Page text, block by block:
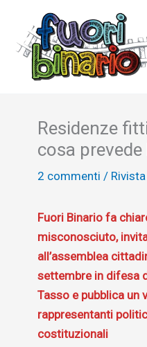
contenuto
Residenze
cosa
2 commenti / Rivista
Fuori Binario fa
misconosciuto,
all’assemblea
settembre in difesa
Tasso e pubblica un
rappresentanti
costituzionali